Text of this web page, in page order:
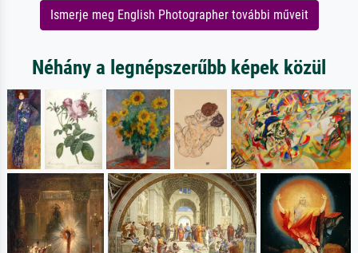
Ismerje meg English Photographer további műveit
Néhány a legnépszerűbb képek közül